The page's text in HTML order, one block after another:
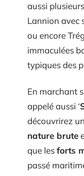
aussi
Lannion avec
ou encore
immaculées
typiques des
En marchant
appelé aussi ‘
découvrirez
nature brute
que lesforts
passé